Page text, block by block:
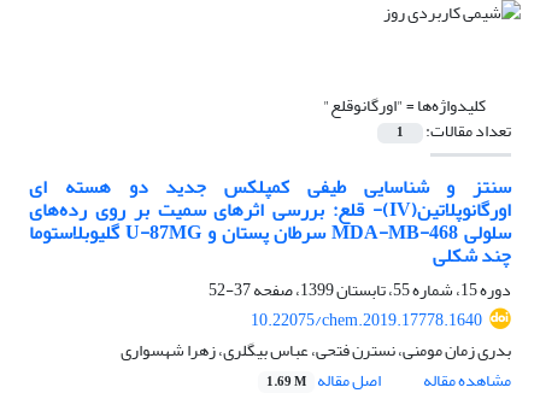
کلیدواژه‌ها ="اورگانوقلع"
تعداد مقالات: 1
سنتز و شناسایی طیفی کمپلکس جدید دو هسته ای
اورگانوپلاتین(IV)- قلع: بررسی اثرهای سمیت بر روی رده‌های
سلولی MDA-MB-468 سرطان پستان و U-87MG گلیوبلاستوما
چند شکلی
دوره 15، شماره 55، تابستان 1399، صفحه
37-52
10.22075/chem.2019.17778.1640
بدری زمان مومنی، نسترن فتحی، عباس بیگلری، زهرا شهسواری
مشاهده مقاله
اصل مقاله 1.69 M